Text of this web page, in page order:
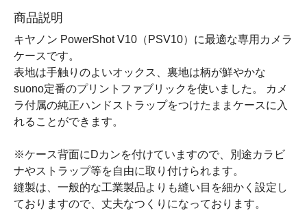
商品説明
キヤノン PowerShot V10（PSV10）に最適な専用カメラ
ケースです。
表地は手触りのよいオックス、裏地は柄が鮮やかな
suono定番のプリントファブリックを使いました。 カメ
ラ付属の純正ハンドストラップをつけたままケースに入
れることができます。
※ケース背面にDカンを付けていますので、別途カラビ
ナやストラップ等を自由に取り付けられます。
縫製は、一般的な工業製品よりも縫い目を細かく設定し
ておりますので、丈夫なつくりになっております。